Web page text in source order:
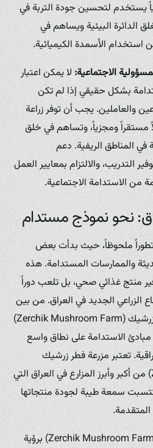
يستخدم لتحسين جودة التربة في
الدائرة البيئية ويساهم في
استخدام الأسمدة الكيميائية.
الاجتماعية:لا يمكن اعتبار
بشكل حقيقي إذا لم تكن
والعاملين. يجب أن توفر زراعة
مستقراً ومجزياً، وتساهم في خلق
المناطق الريفية. دعم
التدريب، والالتزام بمعايير العمل
من الاستدامة الاجتماعية.
نحو نموذج مستدام
تطوراً ملحوظاً، حيث بدأت بعض
والممارسات المستدامة. هذه
منتج غذائي صحي، بل تلعب دوراً
الزراعي الجديد في العراق. من بين
هذه المزارع، تبرز مزرعة فطر زرشيك (Zerchik Mushroom Farm)
الاستدامة على نطاق واسع
تعتبر مزرعة فطر زرشيك
(Zerchik Mushroom Farm) من أكبر وأبرز المزارع في العراق التي
سمعة طيبة لجودة منتجاتها
المتقدمة.
تأسست مزرعة فطر زرشيك (Zerchik Mushroom Farm) برؤية